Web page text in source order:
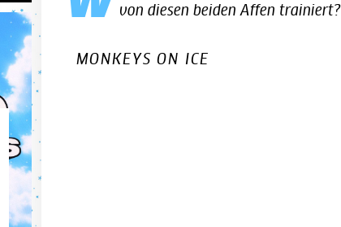
von diesen beiden Affen trainiert?
MONKEYS ON ICE